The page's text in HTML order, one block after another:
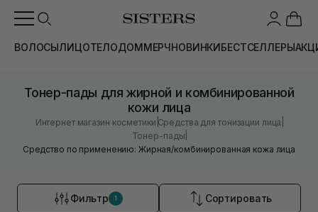
ВОЛОСЫЛИЦОТЕЛОДОММЕРЧНОВИНКИБЕСТСЕЛЛЕРЫ
Тонер-пады для жирной и комбинированной
кожи лица
Интернет магазин косметики |Средства для тонизации лица
Тонер-пады
Средство по применению: Жирная/комбинированная кожа лица
Фильтр 1 Сортировать